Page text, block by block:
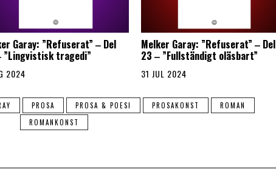
Garay: ”Refuserat” ‒ Del
”Lingvistisk tragedi”
2024
Melker Garay: ”Refuserat” ‒ Del
23 ‒ ”Fullständigt oläsbart”
31 JUL 2024
PROSA PROSA & POESI PROSAKONST
ROMAN
ROMANKONST